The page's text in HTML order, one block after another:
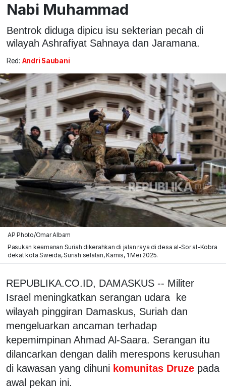
Nabi Muhammad
Bentrok diduga dipicu isu sekterian pecah di
wilayah Ashrafiyat Sahnaya dan Jaramana.
Red: Andri Saubani
AP Photo/Omar Albam
Pasukan keamanan Suriah dikerahkan di jalan raya di desa al-Sor al-Kobra
dekat kota Sweida, Suriah selatan, Kamis, 1 Mei 2025.
REPUBLIKA.CO.ID, DAMASKUS -- Militer
Israel meningkatkan serangan udara ke
wilayah pinggiran Damaskus, Suriah dan
mengeluarkan ancaman terhadap
kepemimpinan Ahmad Al-Saara. Serangan itu
dilancarkan dengan dalih merespons kerusuhan
di kawasan yang dihuni komunitas Druze pada
awal pekan ini.